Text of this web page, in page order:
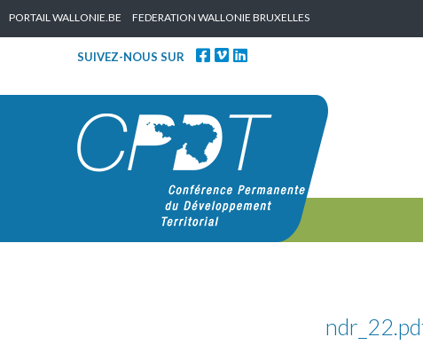
PORTAIL WALLONIE.BE FEDERATION WALLONIE BRUXELLES
SUIVEZ-NOUS SUR